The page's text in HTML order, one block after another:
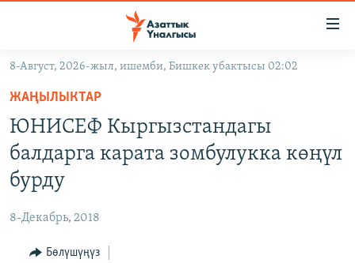
Навигацияга
өтүңүз
Издөөгө
салыңыз
МАДАНИЯТ
ДҮЙНӨ
УКРАИНА
ТВ ПРОГРАММАЛАР
БҮГҮН АЗАТТЫКТА
ПОДКАСТ
8-Август, 2026-жыл, ишемби, Бишкек убактысы 02:02
ЖАҢЫЛЫКТАР
ЮНИСЕФ Кыргызстандагы
балдарга карата зомбулукка көңүл
бурду
8-Декабрь, 2018
Бөлүшүңүз